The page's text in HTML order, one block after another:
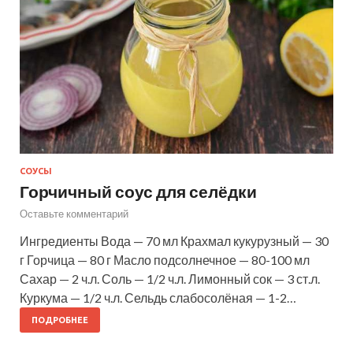
СОУСЫ
Горчичный соус для селёдки
Оставьте комментарий
Ингредиенты Вода — 70 мл Крахмал кукурузный — 30
г Горчица — 80 г Масло подсолнечное — 80-100 мл
Сахар — 2 ч.л. Соль — 1/2 ч.л. Лимонный сок — 3 ст.л.
Куркума — 1/2 ч.л. Сельдь слабосолёная — 1-2…
ПОДРОБНЕЕ